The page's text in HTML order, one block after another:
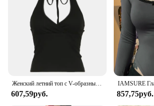
Женский летний топ с V-образным вырезом, без рукавов
607,59руб. 857,75руб.